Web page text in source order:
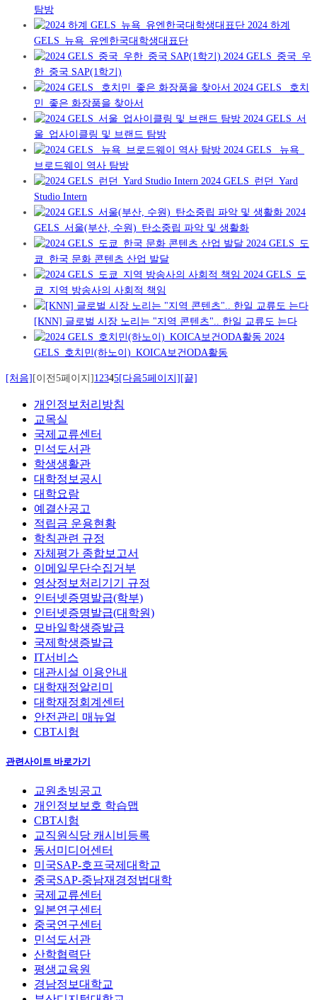
탐방
2024 하계
GELS_뉴욕_유엔한국대학생대표단
2024 GELS_중국_우
한_중국 SAP(1학기)
2024 GELS _호치
민_좋은 화장품을 찾아서
2024 GELS_서
울_업사이클링 및 브랜드 탐방
2024 GELS _뉴욕_
브로드웨이 역사 탐방
2024 GELS_런던_Yard
Studio Intern
2024
GELS_서울(부산, 수원)_탄소중립 파악 및 생활화
2024 GELS_도
쿄_한국 문화 콘텐츠 산업 발달
2024 GELS_도
쿄_지역 방송사의 사회적 책임
[KNN] 글로벌 시장 노리는 "지역 콘텐츠".. 한일 교류도 는다
2024
GELS_호치민(하노이)_KOICA보건ODA활동
[처음][이전5페이지]1 2345[다음5페이지][끝]
개인정보처리방침
교목실
국제교류센터
민석도서관
학생생활관
대학정보공시
대학요람
예결산공고
적립금 운용현황
학칙관련 규정
자체평가 종합보고서
이메일무단수집거부
영상정보처리기기 규정
인터넷증명발급(학부)
인터넷증명발급(대학원)
모바일학생증발급
국제학생증발급
IT서비스
대관시설 이용안내
대학재정알리미
대학재정회계센터
안전관리 매뉴얼
CBT시험
관련사이트 바로가기
교원초빙공고
개인정보보호 학습맵
CBT시험
교직원식당 캐시비등록
동서미디어센터
미국SAP-호프국제대학교
중국SAP-중남재경정법대학
국제교류센터
일본연구센터
중국연구센터
민석도서관
산학협력단
평생교육원
경남정보대학교